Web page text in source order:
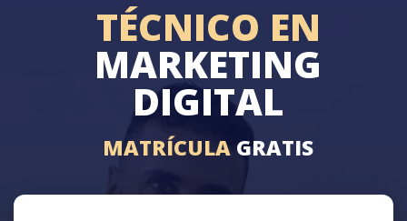
TÉCNICO EN
MARKETING
DIGITAL
MATRÍCULA GRATIS